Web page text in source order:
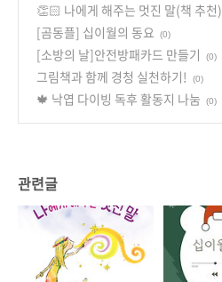
👏🏻 나에게 해주는 멋진 말(책 추천)
[곰동플] 십이월의 동요 (0)
[소방의 날]안전방패카드 만들기 (0)
그림책과 함께 경청 실천하기! (0)
🍁 낙엽 다이빙 독후 활동지 나눔 (0)
관련글